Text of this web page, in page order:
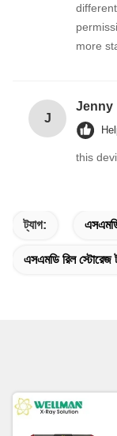
more
J
Jenny
this
ট্যাগ:
এসএমডি রিল স্টোরেজ